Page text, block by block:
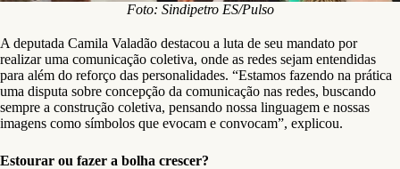
Foto: Sindipetro ES/Pulso
A deputada Camila Valadão destacou a luta de seu mandato por
realizar uma comunicação coletiva, onde as redes sejam entendidas
para além do reforço das personalidades. “Estamos fazendo na prática
uma disputa sobre concepção da comunicação nas redes, buscando
sempre a construção coletiva, pensando nossa linguagem e nossas
imagens como símbolos que evocam e convocam”, explicou.
Estourar ou fazer a bolha crescer?